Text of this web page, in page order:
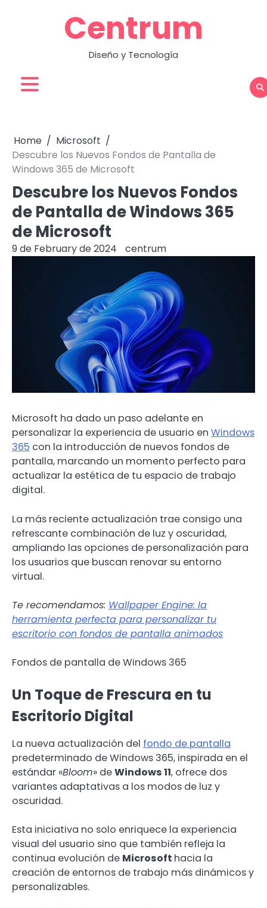
Centrum
Diseño y Tecnología
Home
Microsoft
Descubre los Nuevos Fondos de Pantalla de
Windows 365 de Microsoft
Descubre los Nuevos Fondos
de Pantalla de Windows 365
de Microsoft
9 de February de 2024 centrum
Microsoft ha dado un paso adelante en
personalizar la experiencia de usuario en Windows
365 con la introducción de nuevos fondos de
pantalla, marcando un momento perfecto para
actualizar la estética de tu espacio de trabajo
digital.
La más reciente actualización trae consigo una
refrescante combinación de luz y oscuridad,
ampliando las opciones de personalización para
los usuarios que buscan renovar su entorno
virtual.
Te recomendamos: Wallpaper Engine: la
herramienta perfecta para personalizar tu
escritorio con fondos de pantalla animados
Fondos de pantalla de Windows 365
Un Toque de Frescura en tu
Escritorio Digital
La nueva actualización del fondo de pantalla
predeterminado de Windows 365, inspirada en el
estándar «Bloom» deWindows 11, ofrece dos
variantes adaptativas a los modos de luz y
oscuridad.
Esta iniciativa no solo enriquece la experiencia
visual del usuario sino que también refleja la
continua evolución de Microsoft hacia la
creación de entornos de trabajo más dinámicos y
personalizables.